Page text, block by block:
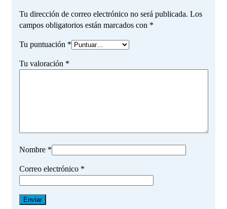
Tu dirección de correo electrónico no será publicada. Los
campos obligatorios están marcados con *
Tu puntuación *
Tu valoración *
Nombre *
Correo electrónico *